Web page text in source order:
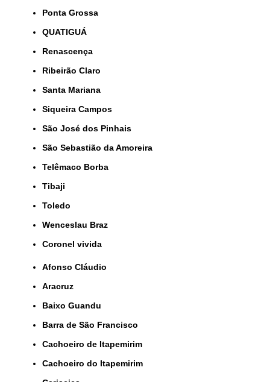
Ponta Grossa
QUATIGUÁ
Renascença
Ribeirão Claro
Santa Mariana
Siqueira Campos
São José dos Pinhais
São Sebastião da Amoreira
Telêmaco Borba
Tibaji
Toledo
Wenceslau Braz
coronel vivida
Afonso Cláudio
Aracruz
Baixo Guandu
Barra de São Francisco
Cachoeiro de Itapemirim
Cachoeiro do Itapemirim